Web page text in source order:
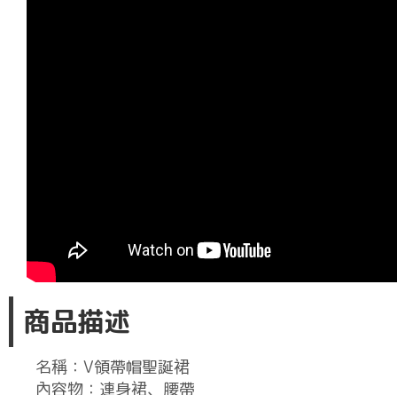
商品描述
名稱：V領帶帽聖誕裙
內容物：連身裙、腰帶